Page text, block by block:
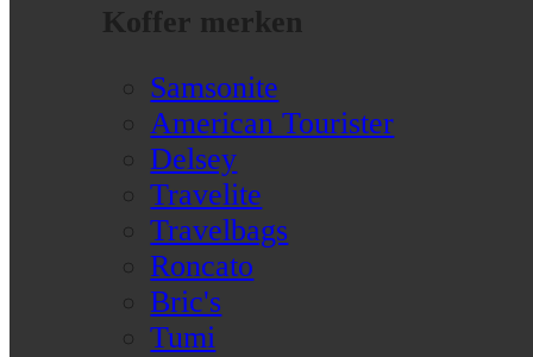
Koffer merken
Samsonite
American Tourister
Delsey
Travelite
Travelbags
Roncato
Bric's
Tumi